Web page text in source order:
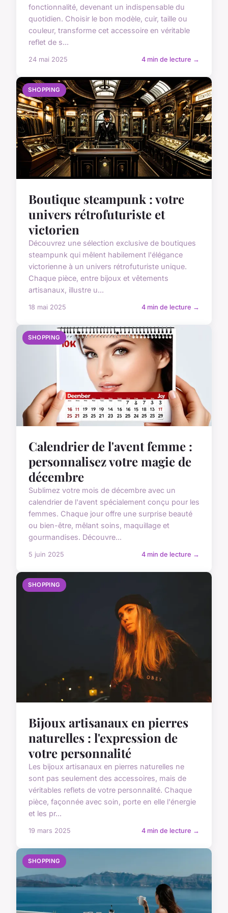
fonctionnalité, devenant un indispensable du
quotidien. Choisir le bon modèle, cuir, taille ou
couleur, transforme cet accessoire en véritable
reflet de s...
24 mai 2025 4 min de lecture →
SHOPPING
Boutique steampunk : votre
univers rétrofuturiste et
victorien
Découvrez une sélection exclusive de boutiques
steampunk qui mêlent habilement l'élégance
victorienne à un univers rétrofuturiste unique.
Chaque pièce, entre bijoux et vêtements
artisanaux, illustre u...
18 mai 2025 4 min de lecture →
SHOPPING
Calendrier de l'avent femme :
personnalisez votre magie de
décembre
Sublimez votre mois de décembre avec un
calendrier de l'avent spécialement conçu pour les
femmes. Chaque jour offre une surprise beauté
ou bien-être, mêlant soins, maquillage et
gourmandises. Découvre...
5 juin 2025 4 min de lecture →
SHOPPING
Bijoux artisanaux en pierres
naturelles : l'expression de
votre personnalité
Les bijoux artisanaux en pierres naturelles ne
sont pas seulement des accessoires, mais de
véritables reflets de votre personnalité. Chaque
pièce, façonnée avec soin, porte en elle l'énergie
et les pr...
19 mars 2025 4 min de lecture →
SHOPPING